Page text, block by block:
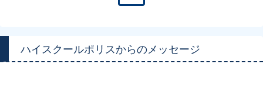
ハイスクールポリスからのメッセージ